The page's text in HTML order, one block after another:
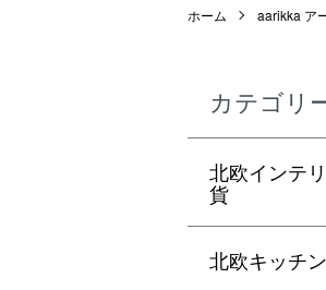
ホーム aarikka ア
カテゴリ
北欧インテ
貨
北欧キッチ